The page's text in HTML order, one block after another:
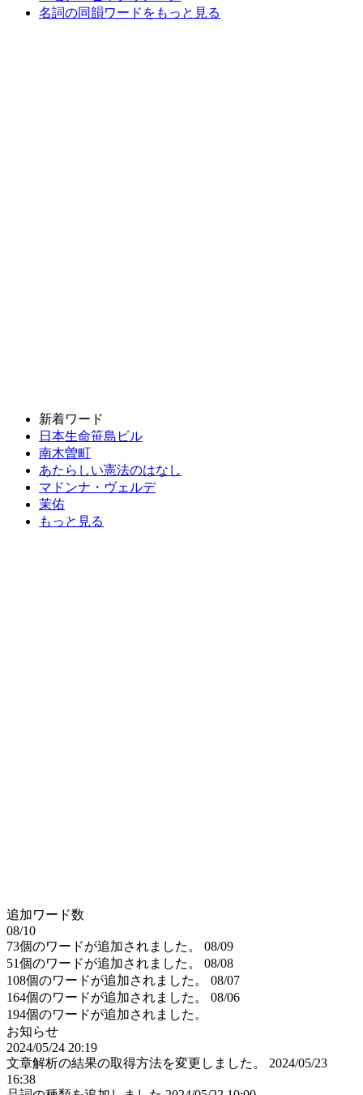
名詞の同韻ワードをもっと見る
新着ワード
日本生命笹島ビル
南木曽町
あたらしい憲法のはなし
マドンナ・ヴェルデ
茉佑
もっと見る
追加ワード数
08/10
73個のワードが追加されました。
08/09
51個のワードが追加されました。
08/08
108個のワードが追加されました。
08/07
164個のワードが追加されました。
08/06
194個のワードが追加されました。
お知らせ
2024/05/24 20:19
文章解析の結果の取得方法を変更しました。
2024/05/23
16:38